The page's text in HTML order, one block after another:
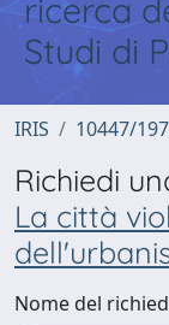
ricerca
Studi di
IRIS 10447/
Richiedi
La città
Nome del